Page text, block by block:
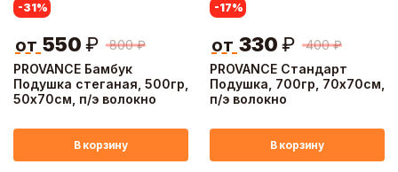
PROVANCE Бамбук
Подушка стеганая, 500гр,
50х70см, п/э волокно
-31%
800 ₽
от 550 ₽
В корзину
PROVANCE Стандарт
Подушка, 700гр, 70х70см,
п/э волокно
-17%
400 ₽
от 330 ₽
В корзину